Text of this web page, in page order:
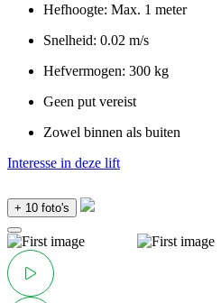
Hefhoogte: Max. 1 meter
Snelheid: 0.02 m/s
Hefvermogen: 300 kg
Geen put vereist
Zowel binnen als buiten
Interesse in deze lift
+ 10 foto's